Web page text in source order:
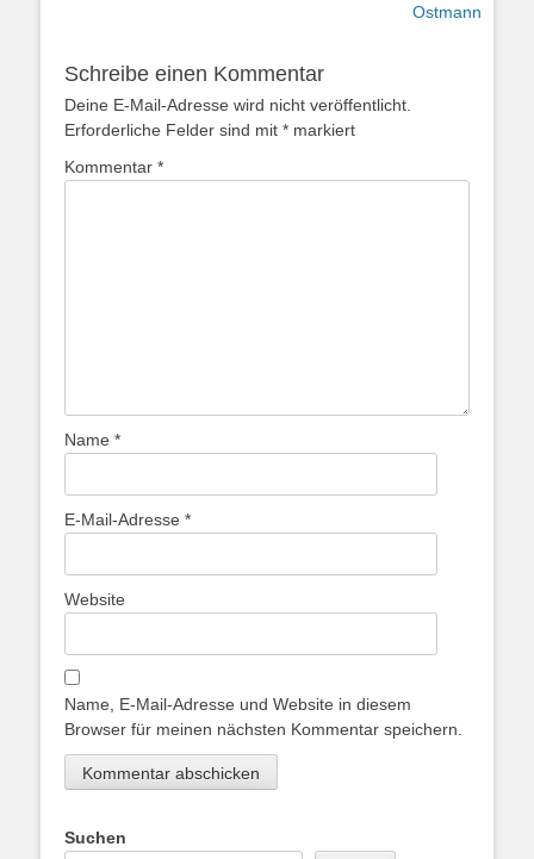
Ostmann
Schreibe einen Kommentar
Deine E-Mail-Adresse wird nicht veröffentlicht.
Erforderliche Felder sind mit * markiert
Kommentar *
Name *
E-Mail-Adresse *
Website
Name, E-Mail-Adresse und Website in diesem
Browser für meinen nächsten Kommentar speichern.
Suchen